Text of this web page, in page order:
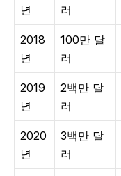
년
러
2018
년
100만 달
러
2019
년
2백만 달
러
2020
년
3백만 달
러